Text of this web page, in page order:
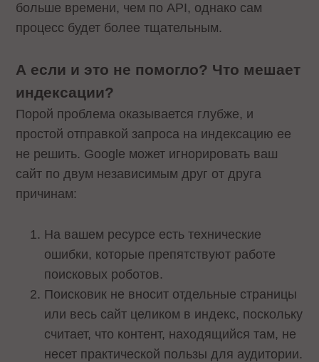
больше времени, чем по API, однако сам
процесс будет более тщательным.
А если и это не помогло? Что мешает
индексации?
Порой проблема оказывается глубже, и
простой отправкой запроса на индексацию ее
не решить. Google может игнорировать ваш
сайт по двум независимым друг от друга
причинам:
На вашем ресурсе есть технические
ошибки, которые препятствуют работе
поисковых роботов.
Поисковик не вносит отдельные страницы
или весь сайт целиком в индекс, поскольку
считает, что контент, находящийся там, не
несет практической пользы для аудитории.